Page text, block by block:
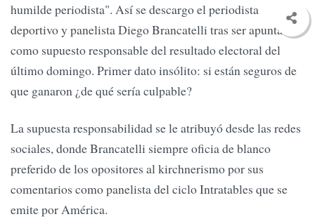
humilde periodista". Así se descargo el periodista
deportivo y panelista Diego Brancatelli tras ser apuntado
como supuesto responsable del resultado electoral del
último domingo. Primer dato insólito: si están seguros de
que ganaron ¿de qué sería culpable?
La supuesta responsabilidad se le atribuyó desde las redes
sociales, donde Brancatelli siempre oficia de blanco
preferido de los opositores al kirchnerismo por sus
comentarios como panelista del ciclo Intratables que se
emite por América.